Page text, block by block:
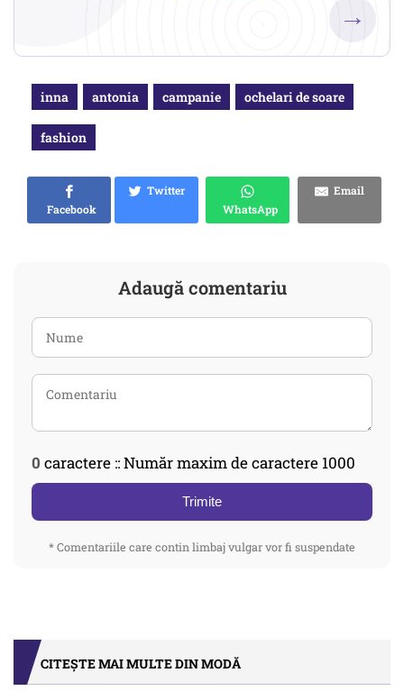
→
inna antonia campanie ochelari de soare
fashion
Facebook
Twitter
WhatsApp
Email
Adaugă comentariu
0 caractere :: Număr maxim de caractere 1000
Trimite
* Comentariile care contin limbaj vulgar vor fi suspendate
CITEȘTE MAI MULTE DIN MODĂ